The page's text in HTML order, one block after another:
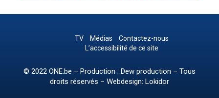
TV Médias
Contactez-nous
L’accessibilité de ce site
© 2022 ONE.be – Production : Dew production – Tous
droits réservés – Webdesign: Lokidor